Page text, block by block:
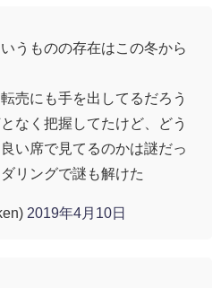
うものの存在はこの冬から
売にも手を出してるだろう
なく把握してたけど、どう
い席で見てるのかは謎だっ
リングで謎も解けた
2019年4月10日